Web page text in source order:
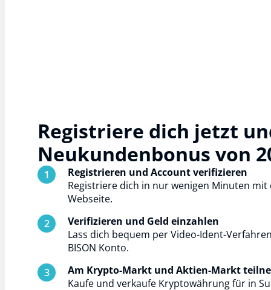
Registriere dich jetzt
Neukundenbonus von
Registrieren und Account verifizieren
Registriere dich in nur wenigen Minuten
Webseite.
Verifizieren und Geld einzahlen
Lass dich bequem per Video-Ident-
BISON Konto.
Am Krypto-Markt und Aktien-Markt
Kaufe und verkaufe Kryptowährung für in